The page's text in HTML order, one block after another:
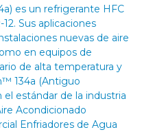
es un refrigerante HFC
Sus aplicaciones
nuevas de aire
en equipos de
de alta temperatura y
134a (Antiguo
estándar de la industria
Acondicionado
Enfriadores de Agua